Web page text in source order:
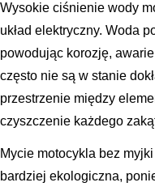
Wysokie ciśnienie wody
układ elektryczny. Woda
powodując korozję,
często nie są w stanie
przestrzenie między
czyszczenie każdego
Mycie motocykla bez
bardziej ekologiczna,